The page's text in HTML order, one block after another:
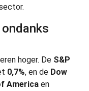
hoger. De S&P
0,7%, en de Dow
America en